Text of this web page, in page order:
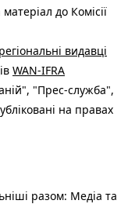
до Комісії
видавці
WAN-IFRA
"Прес-служба",
на правах
разом: Медіа та